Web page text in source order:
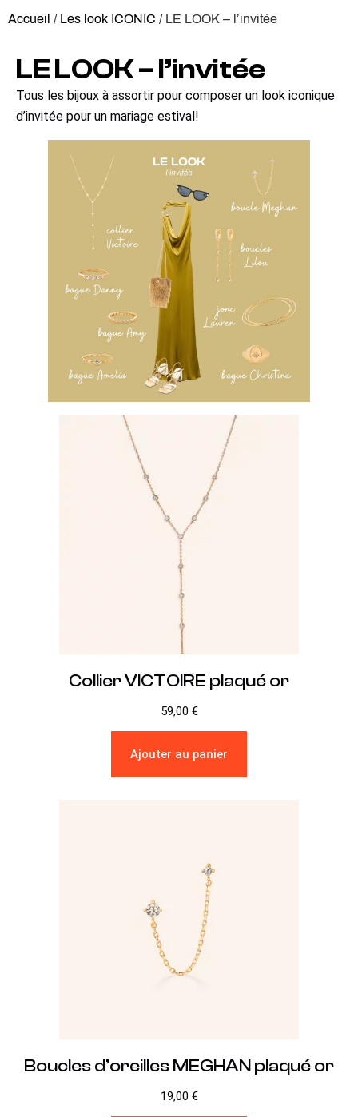
Accueil / Les look ICONIC / LE LOOK – l’invitée
LE LOOK – l’invitée
Tous les bijoux à assortir pour composer un look iconique
d’invitée pour un mariage estival!
Collier VICTOIRE plaqué or
59,00 €
Ajouter au panier
Boucles d’oreilles MEGHAN plaqué or
19,00 €